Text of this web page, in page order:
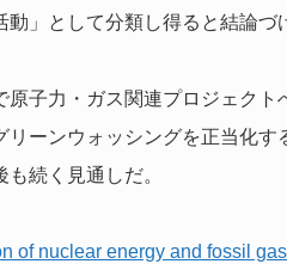
」として分類し得ると結論づ
子力・ガス関連プロジェク
ーンウォッシングを正当化
続く見通しだ。
of nuclear energy and fossil